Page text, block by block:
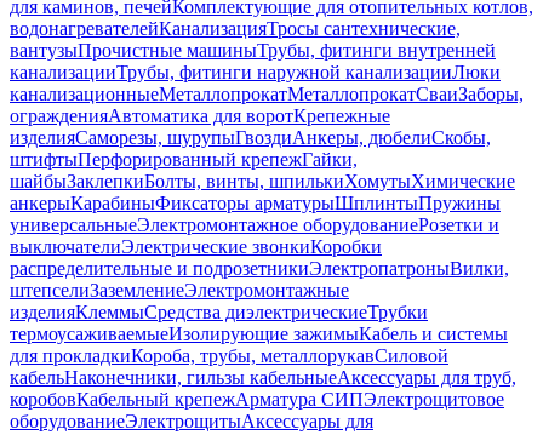
для каминов, печейКомплектующие для отопительных котлов,
водонагревателейКанализацияТросы сантехнические,
вантузыПрочистные машиныТрубы, фитинги внутренней
канализацииТрубы, фитинги наружной канализацииЛюки
канализационныеМеталлопрокатМеталлопрокатСваиЗаборы,
огражденияАвтоматика для воротКрепежные
изделияСаморезы, шурупыГвоздиАнкеры, дюбелиСкобы,
штифтыПерфорированный крепежГайки,
шайбыЗаклепкиБолты, винты, шпилькиХомутыХимические
анкерыКарабиныФиксаторы арматурыШплинтыПружины
универсальныеЭлектромонтажное оборудованиеРозетки и
выключателиЭлектрические звонкиКоробки
распределительные и подрозетникиЭлектропатроныВилки,
штепселиЗаземлениеЭлектромонтажные
изделияКлеммыСредства диэлектрическиеТрубки
термоусаживаемыеИзолирующие зажимыКабель и системы
для прокладкиКороба, трубы, металлорукавСиловой
кабельНаконечники, гильзы кабельныеАксессуары для труб,
коробовКабельный крепежАрматура СИПЭлектрощитовое
оборудованиеЭлектрощитыАксессуары для